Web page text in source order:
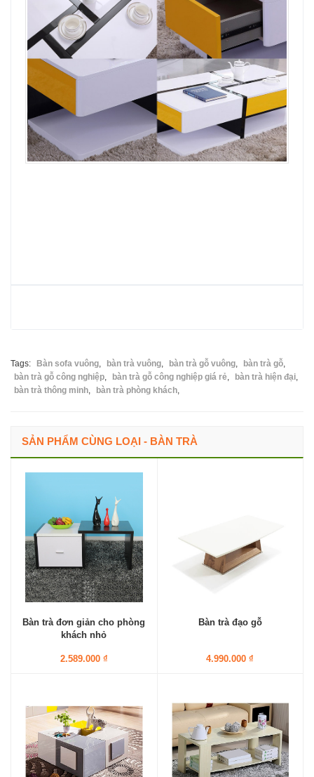
Tags: Bàn sofa vuông, bàn trà vuông, bàn trà gỗ vuông, bàn trà gỗ,
bàn trà gỗ công nghiệp, bàn trà gỗ công nghiệp giá rẻ, bàn trà hiện đại,
bàn trà thông minh, bàn trà phòng khách,
SẢN PHẨM CÙNG LOẠI - BÀN TRÀ
Bàn trà đơn giản cho phòng
khách nhỏ
2.589.000 ₫
Bàn trà đạo gỗ
4.990.000 ₫